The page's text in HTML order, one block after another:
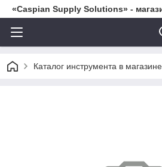
«Caspian Supply Solutions» -
Каталог инструмента в